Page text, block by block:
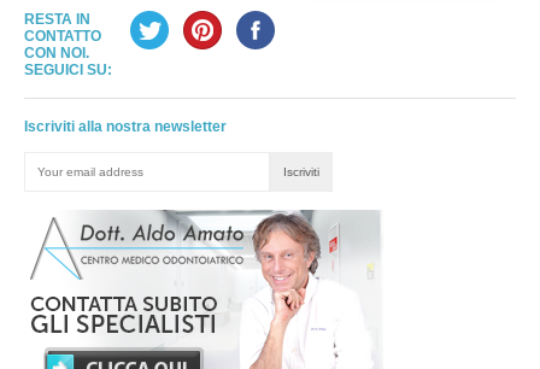
RESTA IN
CONTATTO
CON NOI.
SEGUICI SU:
Iscriviti alla nostra newsletter